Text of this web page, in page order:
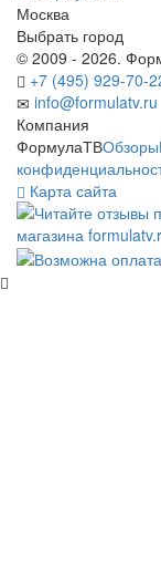
Москва
Выбрать город
© 2009 - 2026.
+7 (495) 929-70-
info@formulatv.ru
Компания
ФормулаТВОбзоры
Карта сайта